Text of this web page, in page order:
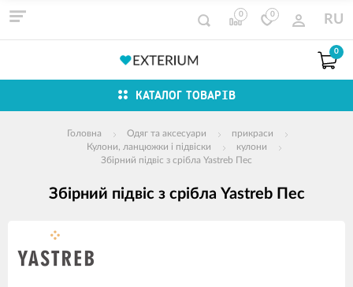
0 0 RU
0
КАТАЛОГ ТОВАРІВ
Головна Одяг та аксесуари
прикраси
Кулони, ланцюжки і підвіски
кулони
Збірний підвіс з срібла Yastreb Пес
Збірний підвіс з срібла Yastreb Пес
зображення
продуктів